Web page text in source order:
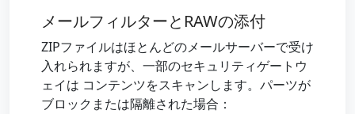
メールフィルターとRAWの添付
ZIPファイルはほとんどのメールサーバーで受け
入れられますが、一部のセキュリティゲートウ
ェイは コンテンツをスキャンします。パーツが
ブロックまたは隔離された場合：